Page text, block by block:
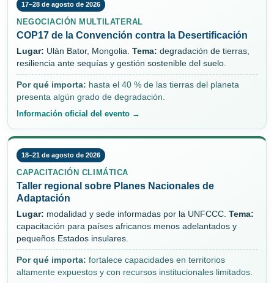
17–28 de agosto de 2026
NEGOCIACIÓN MULTILATERAL
COP17 de la Convención contra la Desertificación
Lugar: Ulán Bator, Mongolia. Tema: degradación de tierras,
resiliencia ante sequías y gestión sostenible del suelo.
Por qué importa: hasta el 40 % de las tierras del planeta
presenta algún grado de degradación.
Información oficial del evento →
18–21 de agosto de 2026
CAPACITACIÓN CLIMÁTICA
Taller regional sobre Planes Nacionales de
Adaptación
Lugar: modalidad y sede informadas por la UNFCCC. Tema:
capacitación para países africanos menos adelantados y
pequeños Estados insulares.
Por qué importa: fortalece capacidades en territorios
altamente expuestos y con recursos institucionales limitados.